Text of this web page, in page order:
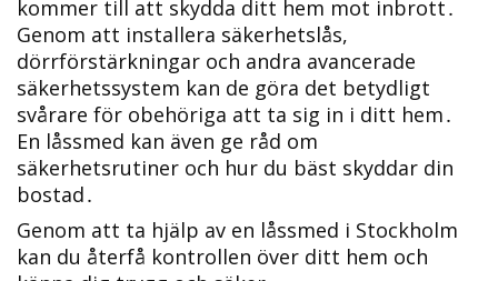
kommer till att skydda ditt hem mot inbrott․
Genom att installera säkerhetslås,
dörrförstärkningar och andra avancerade
säkerhetssystem kan de göra det betydligt
svårare för obehöriga att ta sig in i ditt hem․
En låssmed kan även ge råd om
säkerhetsrutiner och hur du bäst skyddar din
bostad․
Genom att ta hjälp av en låssmed i Stockholm
kan du återfå kontrollen över ditt hem och